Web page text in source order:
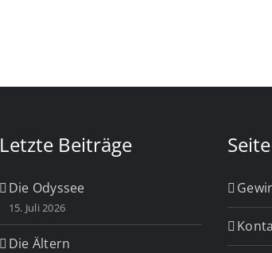
Letzte Beiträge
Die Odyssee
15. Juli 2026
Die Ältern